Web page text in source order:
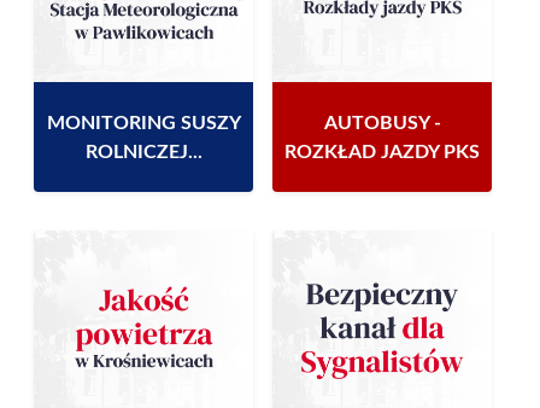
MONITORING SUSZY
ROLNICZEJ...
AUTOBUSY -
ROZKŁAD JAZDY PKS